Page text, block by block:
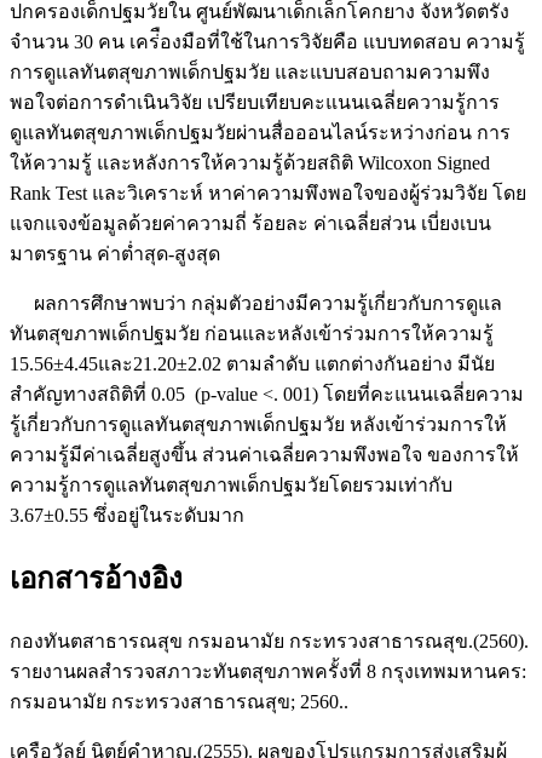
ปกครองเด็กปฐมวัยใน ศูนย์พัฒนาเด็กเล็กโคกยาง จังหวัดตรัง
จำนวน 30 คน เคร่ืองมือที่ใช้ในการวิจัยคือ แบบทดสอบ ความรู้
การดูแลทันตสุขภาพเด็กปฐมวัย และแบบสอบถามความพึง
พอใจต่อการดำเนินวิจัย เปรียบเทียบคะแนนเฉลี่ยความรู้การ
ดูแลทันตสุขภาพเด็กปฐมวัยผ่านสื่อออนไลน์ระหว่างก่อน การ
ให้ความรู้ และหลังการให้ความรู้ด้วยสถิติ Wilcoxon Signed
Rank Test และวิเคราะห์ หาค่าความพึงพอใจของผู้ร่วมวิจัย โดย
แจกแจงข้อมูลด้วยค่าความถี่ ร้อยละ ค่าเฉลี่ยส่วน เบี่ยงเบน
มาตรฐาน ค่าต่ำสุด-สูงสุด
ผลการศึกษาพบว่า กลุ่มตัวอย่างมีความรู้เกี่ยวกับการดูแล
ทันตสุขภาพเด็กปฐมวัย ก่อนและหลังเข้าร่วมการให้ความรู้
15.56±4.45และ21.20±2.02 ตามลำดับ แตกต่างกันอย่าง มีนัย
สำคัญทางสถิติที่ 0.05 (p-value <. 001) โดยที่คะแนนเฉลี่ยความ
รู้เกี่ยวกับการดูแลทันตสุขภาพเด็กปฐมวัย หลังเข้าร่วมการให้
ความรู้มีค่าเฉลี่ยสูงขึ้น ส่วนค่าเฉลี่ยความพึงพอใจ ของการให้
ความรู้การดูแลทันตสุขภาพเด็กปฐมวัยโดยรวมเท่ากับ
3.67±0.55 ซึ่งอยู่ในระดับมาก
เอกสารอ้างอิง
กองทันตสาธารณสุข กรมอนามัย กระทรวงสาธารณสุข.(2560).
รายงานผลสำรวจสภาวะทันตสุขภาพครั้งที่ 8 กรุงเทพมหานคร:
กรมอนามัย กระทรวงสาธารณสุข; 2560..
เครือวัลย์ นิตย์คำหาญ.(2555). ผลของโปรแกรมการส่งเสริมผู้